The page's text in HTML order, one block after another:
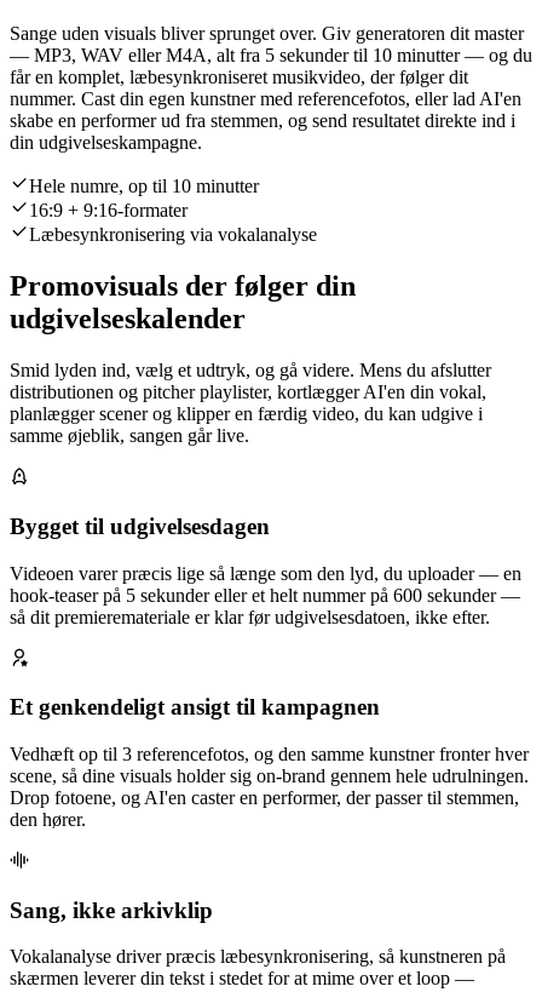
Sange uden visuals bliver sprunget over. Giv generatoren dit master
— MP3, WAV eller M4A, alt fra 5 sekunder til 10 minutter — og du
får en komplet, læbesynkroniseret musikvideo, der følger dit
nummer. Cast din egen kunstner med referencefotos, eller lad AI'en
skabe en performer ud fra stemmen, og send resultatet direkte ind i
din udgivelseskampagne.
Hele numre, op til 10 minutter
16:9 + 9:16-formater
Læbesynkronisering via vokalanalyse
Promovisuals der følger din
udgivelseskalender
Smid lyden ind, vælg et udtryk, og gå videre. Mens du afslutter
distributionen og pitcher playlister, kortlægger AI'en din vokal,
planlægger scener og klipper en færdig video, du kan udgive i
samme øjeblik, sangen går live.
Bygget til udgivelsesdagen
Videoen varer præcis lige så længe som den lyd, du uploader — en
hook-teaser på 5 sekunder eller et helt nummer på 600 sekunder —
så dit premieremateriale er klar før udgivelsesdatoen, ikke efter.
Et genkendeligt ansigt til kampagnen
Vedhæft op til 3 referencefotos, og den samme kunstner fronter hver
scene, så dine visuals holder sig on-brand gennem hele udrulningen.
Drop fotoene, og AI'en caster en performer, der passer til stemmen,
den hører.
Sang, ikke arkivklip
Vokalanalyse driver præcis læbesynkronisering, så kunstneren på
skærmen leverer din tekst i stedet for at mime over et loop —